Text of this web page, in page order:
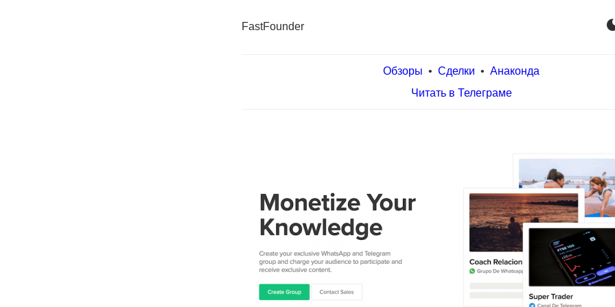
FastFounder
Обзоры • Сделки • Анаконда
Читать в Телеграме